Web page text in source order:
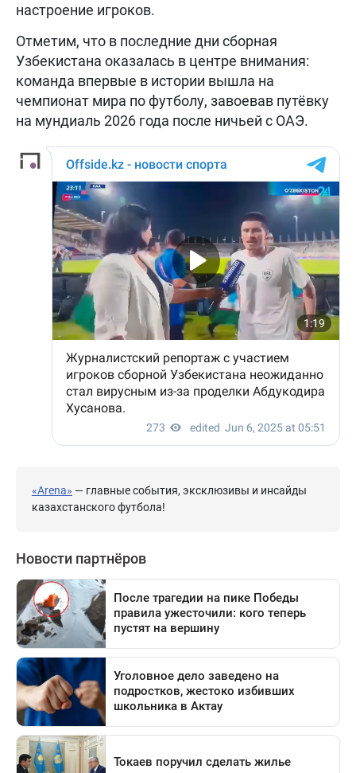
настроение игроков.
Отметим, что в последние дни сборная
Узбекистана оказалась в центре внимания:
команда впервые в истории вышла на
чемпионат мира по футболу, завоевав путёвку
на мундиаль 2026 года после ничьей с ОАЭ.
«Arena» — главные события, эксклюзивы и инсайды
казахстанского футбола!